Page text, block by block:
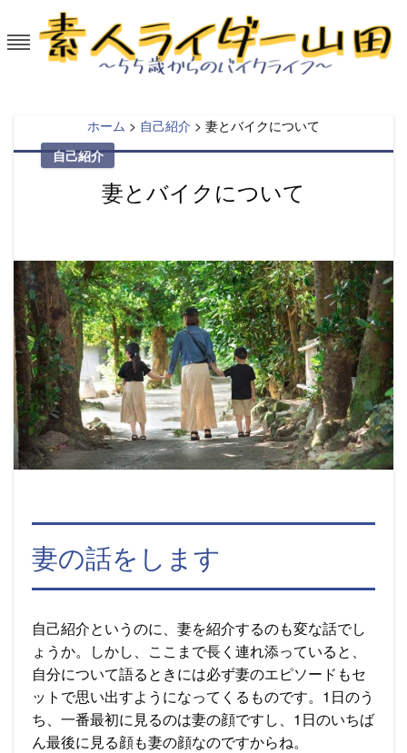
to
content
クライフ
ホーム > 自己紹介 > 妻とバイクについて
妻とバイクについて
自己紹介
妻の話をします
自己紹介というのに、妻を紹介するのも変な話でし
ょうか。しかし、ここまで長く連れ添っていると、
自分について語るときには必ず妻のエピソードもセ
ットで思い出すようになってくるものです。1日のう
ち、一番最初に見るのは妻の顔ですし、1日のいちば
ん最後に見る顔も妻の顔なのですからね。